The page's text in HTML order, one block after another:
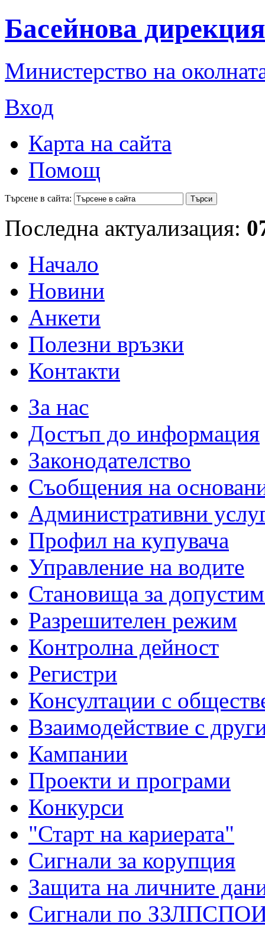
Басейнова
Министерство на
Вход
Карта на сайта
Помощ
Търсене в сайта:
Последна актуализация:
Начало
Новини
Анкети
Полезни връзки
Контакти
За нас
Достъп до информация
Законодателство
Съобщения на
Административни
Профил на купувача
Управление на водите
Становища за
Разрешителен режим
Контролна дейност
Регистри
Консултации с
Взаимодействие с
Кампании
Проекти и програми
Конкурси
"Старт на кариерата"
Сигнали за корупция
Защита на личните
Сигнали по